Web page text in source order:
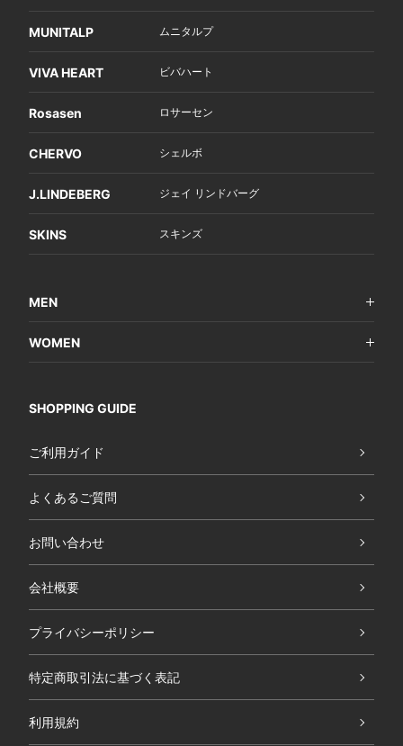
MUNITALP ムニタルプ
VIVA HEART ビバハート
Rosasen ロサーセン
CHERVO シェルボ
J.LINDEBERG ジェイ リンドバーグ
SKINS スキンズ
MEN
WOMEN
SHOPPING GUIDE
ご利用ガイド
よくあるご質問
お問い合わせ
会社概要
プライバシーポリシー
特定商取引法に基づく表記
利用規約